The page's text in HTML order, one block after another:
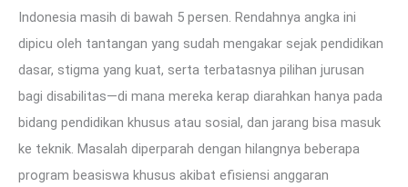
Indonesia masih di bawah 5 persen. Rendahnya angka ini
dipicu oleh tantangan yang sudah mengakar sejak pendidikan
dasar, stigma yang kuat, serta terbatasnya pilihan jurusan
bagi disabilitas—di mana mereka kerap diarahkan hanya pada
bidang pendidikan khusus atau sosial, dan jarang bisa masuk
ke teknik. Masalah diperparah dengan hilangnya beberapa
program beasiswa khusus akibat efisiensi anggaran